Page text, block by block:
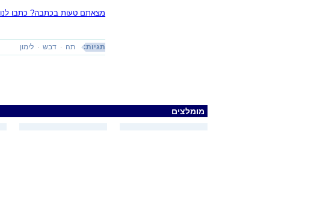
מצאתם טעות בכתבה? כתבו לנו
תגיות: תה דבש לימון
מומלצים